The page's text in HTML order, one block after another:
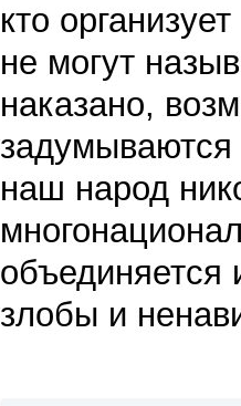
кто
не могут
наказано,
задумываются
наш народ
объединяется
злобы и